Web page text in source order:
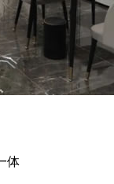
体